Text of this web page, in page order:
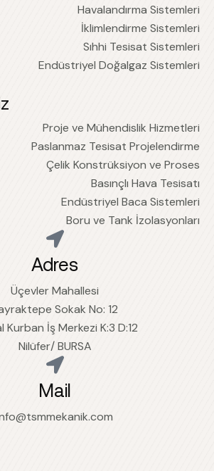
Havalandırma Sistemleri
İklimlendirme Sistemleri
Sıhhi Tesisat Sistemleri
Endüstriyel Doğalgaz Sistemleri
Proje ve Mühendislik Hizmetleri
Paslanmaz Tesisat Projelendirme
Çelik Konstrüksiyon ve Proses
Basınçlı Hava Tesisatı
Endüstriyel Baca Sistemleri
Boru ve Tank İzolasyonları
Adres
Üçevler Mahallesi
Sokak No: 12
Kurban İş Merkezi K:3 D:12
Nilüfer/ BURSA
Mail